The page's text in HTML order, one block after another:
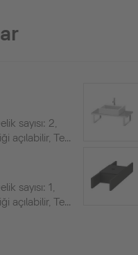
sayısı: 2,
açılabilir, Te...
sayısı: 1,
açılabilir, Te...